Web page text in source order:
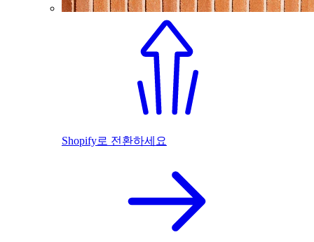
Shopify로 전환하세요